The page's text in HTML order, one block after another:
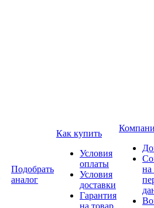
Подобрать
аналог
Как купить
Условия
оплаты
Условия
доставки
Гарантия
на товар
на